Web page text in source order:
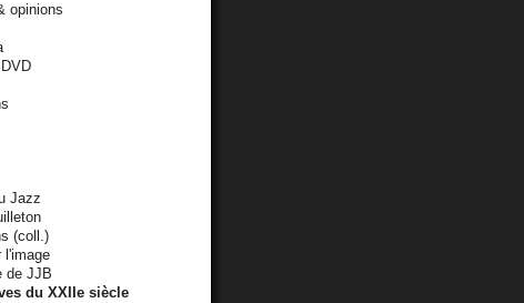
opinions
Jazz
(coll.)
l'image
de JJB
du XXIIe siècle